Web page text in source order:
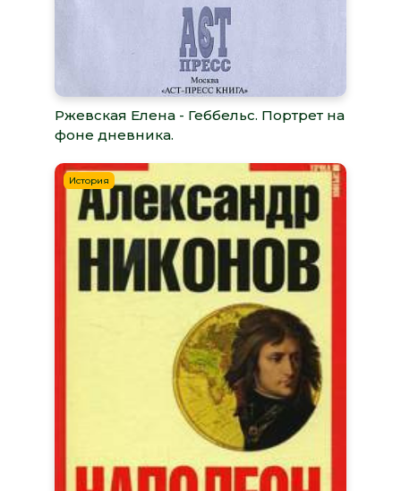
Ржевская Елена - Геббельс. Портрет на
фоне дневника.
История